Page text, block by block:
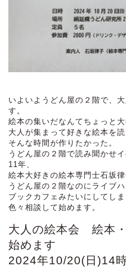
いよいようどん屋の２階で、
す。
絵本の集いだなんてちょっと大
大人が集まって好きな絵本を
そんな時間が作りたかった。
うどん屋の２階で読み聞かせ
11年、
絵本大好きの絵本専門士石坂律
うどん屋の２階なのにライブ
ブックカフェみたいにしてし
色々相談して始めます。
大人の絵本会 絵本
始めます
2024年10/20(日)14